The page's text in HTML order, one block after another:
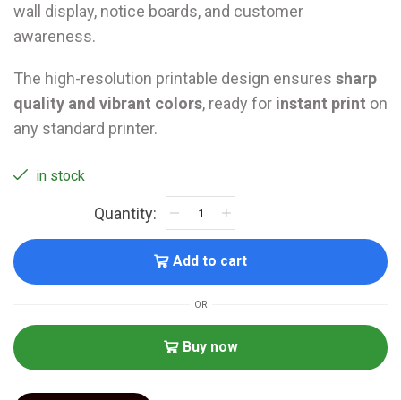
wall display, notice boards, and customer
awareness.
The high-resolution printable design ensures sharp
quality and vibrant colors, ready for instant print on
any standard printer.
in stock
Add to cart
OR
Buy now